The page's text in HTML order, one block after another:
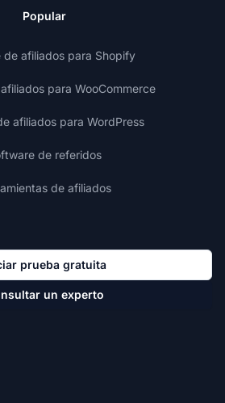
Popular
de afiliados para Shopify
para WooCommerce
afiliados para WordPress
de referidos
de afiliados
prueba gratuita
un experto